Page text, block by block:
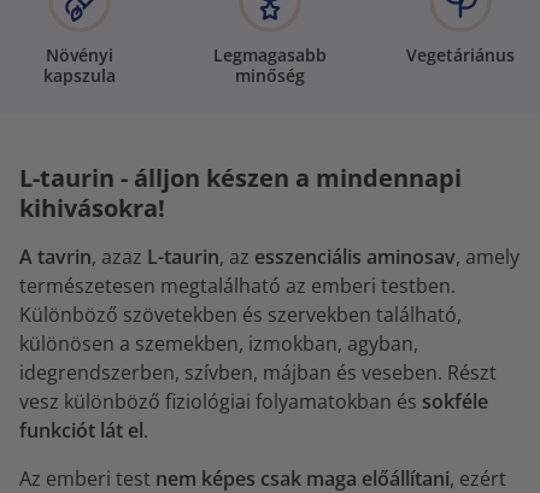
Növényi
kapszula
Legmagasabb
minőség
Vegetáriánus
L-taurin - álljon készen a mindennapi
kihivásokra!
A tavrin, azaz L-taurin, az esszenciális aminosav, amely
természetesen megtalálható az emberi testben.
Különböző szövetekben és szervekben található,
különösen a szemekben, izmokban, agyban,
idegrendszerben, szívben, májban és veseben. Részt
vesz különböző fiziológiai folyamatokban és sokféle
funkciót lát el.
Az emberi test nem képes csak maga előállítani, ezért